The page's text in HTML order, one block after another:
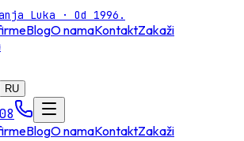
Luka · Od 1996.
BlogO namaKontaktZakaži
RU
BlogO namaKontaktZakaži